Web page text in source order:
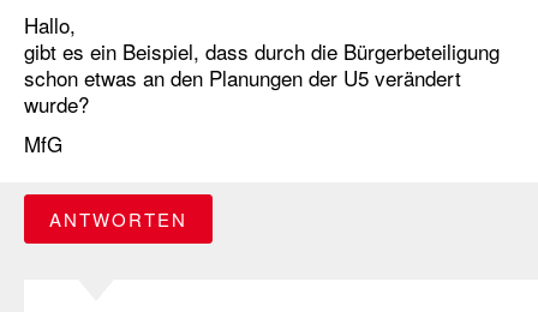
Hallo,
gibt es ein Beispiel, dass durch die Bürgerbeteiligung
schon etwas an den Planungen der U5 verändert
wurde?
MfG
ANTWORTEN